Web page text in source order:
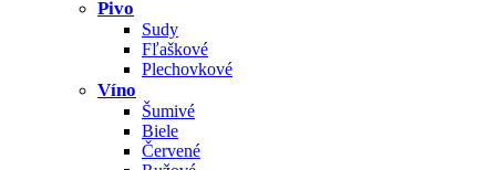
Pivo
Sudy
Fľaškové
Plechovkové
Víno
Šumivé
Biele
Červené